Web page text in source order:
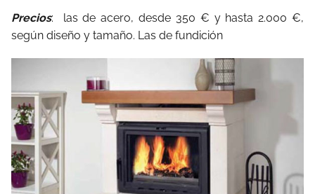
Precios:
las de acero, desde 350 € y hasta 2.000 €,
según diseño y tamaño. Las de fundición